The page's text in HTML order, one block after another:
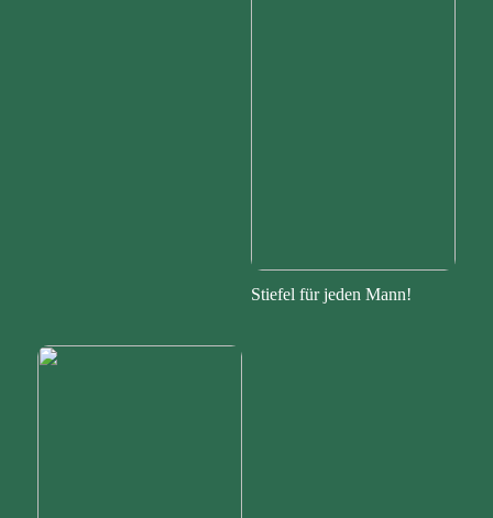
Stiefel für jeden Mann!